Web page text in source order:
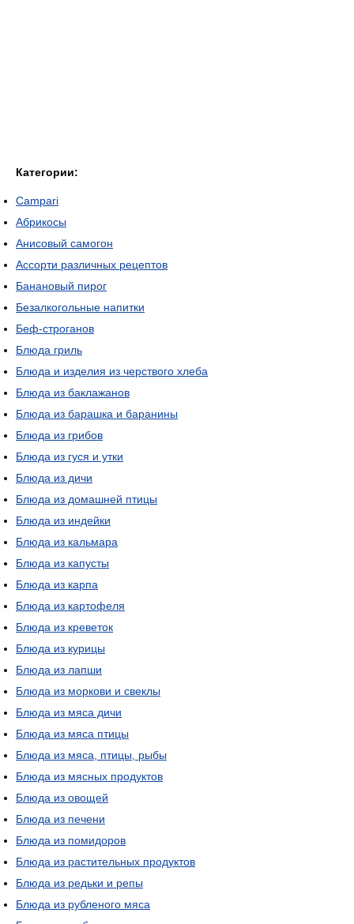
Категории:
Campari
Абрикосы
Анисовый самогон
Ассорти различных рецептов
Банановый пирог
Безалкогольные напитки
Беф-строганов
Блюда гриль
Блюда и изделия из черствого хлеба
Блюда из баклажанов
Блюда из барашка и баранины
Блюда из грибов
Блюда из гуся и утки
Блюда из дичи
Блюда из домашней птицы
Блюда из индейки
Блюда из кальмара
Блюда из капусты
Блюда из карпа
Блюда из картофеля
Блюда из креветок
Блюда из курицы
Блюда из лапши
Блюда из моркови и свеклы
Блюда из мяса дичи
Блюда из мяса птицы
Блюда из мяса, птицы, рыбы
Блюда из мясных продуктов
Блюда из овощей
Блюда из печени
Блюда из помидоров
Блюда из растительных продуктов
Блюда из редьки и репы
Блюда из рубленого мяса